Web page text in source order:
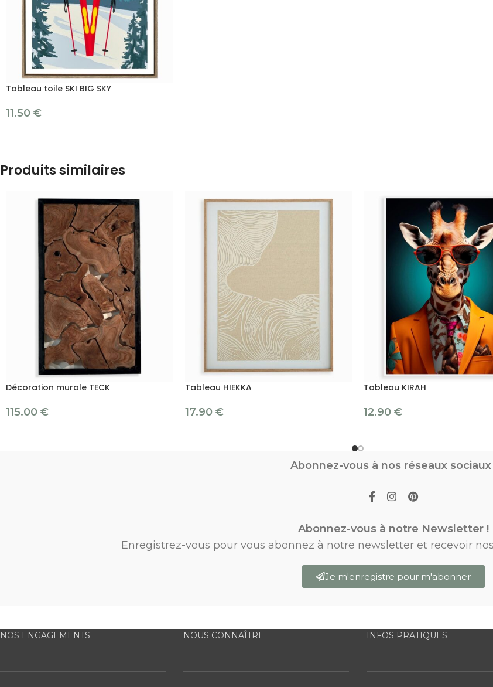
Tableau toile SKI BIG SKY
11.50 €
Produits similaires
Décoration murale TECK
115.00 €
Tableau HIEKKA
17.90 €
Tableau KIRAH
12.90 €
Abonnez-vous à nos réseaux sociaux
Abonnez-vous à notre Newsletter !
Enregistrez-vous pour vous abonnez à notre newsletter et recevoir
Je m'enregistre pour m'abonner
NOS ENGAGEMENTS NOUS CONNAÎTRE INFOS PRATIQUES